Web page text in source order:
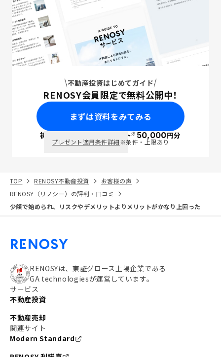
不動産投資はじめてガイド
RENOSY会員限定で無料公開中！
まずは資料をみてみる
初回面談で ポイント※50,000円分
プレゼント適用条件詳細※条件・上限あり
TOP RENOSY不動産投資
お客様の声
RENOSY（リノシー）の評判・口コミ
少額で始められ、リスクやデメリットよりメリットがかなり上回った
RENOSYは、東証グロース上場企業である
GA technologiesが運営しています。
サービス
不動産投資
不動産売却
関連サイト
Modern Standard